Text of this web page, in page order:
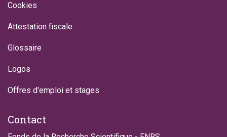
Cookies
Attestation fiscale
Glossaire
Logos
Offres d'emploi et stages
Contact